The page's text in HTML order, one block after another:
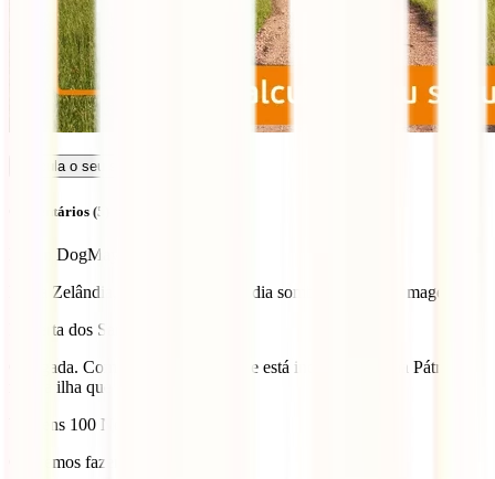
Calcula o seu seguro
Comentários (5)
Dylan DogMay 6, 2021
Nova Zelândia, incrível, pegar um dia sombrio como na imagem.
Roberta dos Santos
Obrigada. Com muito orgulho , que está incluída a minha Pátria, a
minha ilha que muito estimo.
Viagens 100 Nomes
Queremos fazer todas!